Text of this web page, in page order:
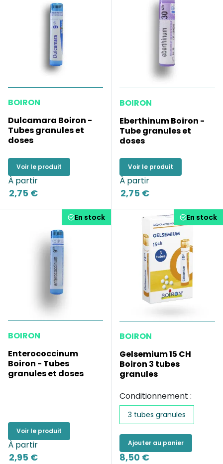
BOIRON
Dulcamara Boiron -
Tubes granules et
doses
Voir le produit
À partir
2,75 €
BOIRON
Eberthinum Boiron -
Tube granules et
doses
Voir le produit
À partir
2,75 €
En stock
BOIRON
Enterococcinum
Boiron - Tubes
granules et doses
Voir le produit
À partir
2,95 €
En stock
BOIRON
Gelsemium 15 CH
Boiron 3 tubes
granules
Conditionnement :
3 tubes granules
Ajouter au panier
8,50 €